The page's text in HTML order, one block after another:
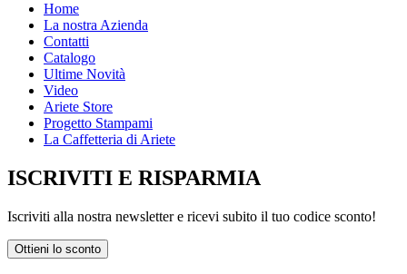
Home
La nostra Azienda
Contatti
Catalogo
Ultime Novità
Video
Ariete Store
Progetto Stampami
La Caffetteria di Ariete
ISCRIVITI E RISPARMIA
Iscriviti alla nostra newsletter e ricevi subito il tuo codice sconto!
Ottieni lo sconto